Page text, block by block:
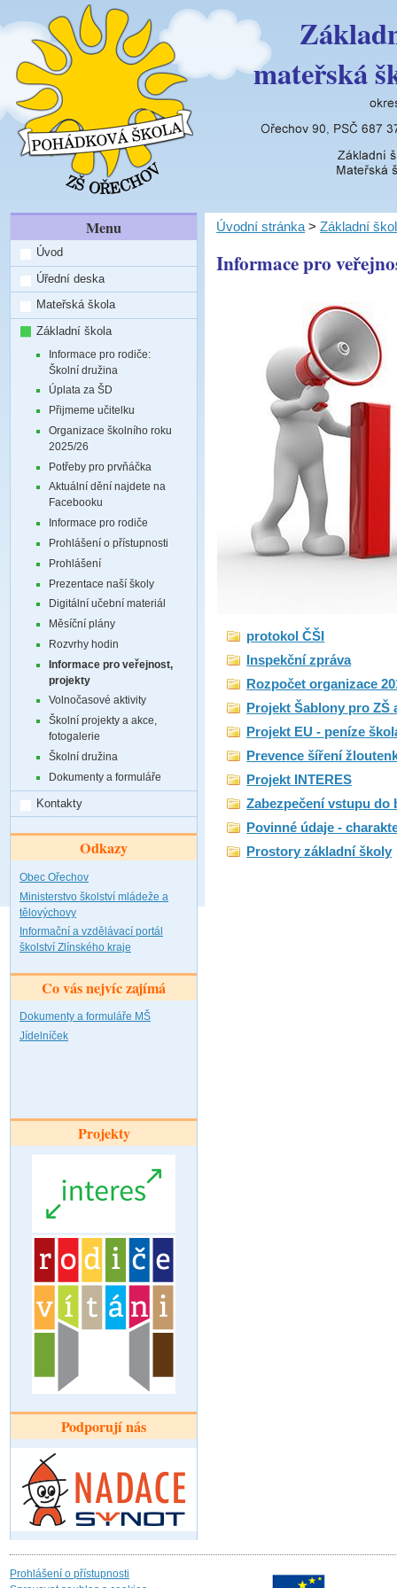
mateřská
Menu
Úvod
Úřední deska
Mateřská škola
Základní škola
Informace pro rodiče:
Školní družina
Úplata za ŠD
Přijmeme učitelku
Organizace školního roku
2025/26
Potřeby pro prvňáčka
Aktuální dění najdete na
Facebooku
Informace pro rodiče
Prohlášení o přístupnosti
Prohlášení
Prezentace naší školy
Digitální učební materiál
Měsíční plány
Rozvrhy hodin
Informace pro veřejnost,
projekty
Volnočasové aktivity
Školní projekty a akce,
fotogalerie
Školní družina
Dokumenty a formuláře
Kontakty
Odkazy
Obec Ořechov
Ministerstvo školství mládeže a
tělovýchovy
Informační a vzdělávací portál
školství Zlínského kraje
Co vás nejvíc zajímá
Dokumenty a formuláře MŠ
Jídelníček
Projekty
Podporují nás
Úvodní stránka >Základní
Informace pro
protokol ČŠI
Inspekční zpráva
Rozpočet organizace
Projekt Šablony pro ZŠ
Projekt EU - peníze
Prevence šíření
Projekt INTERES
Zabezpečení vstupu do
Povinné údaje -
Prostory základní školy
Prohlášení o přístupnosti